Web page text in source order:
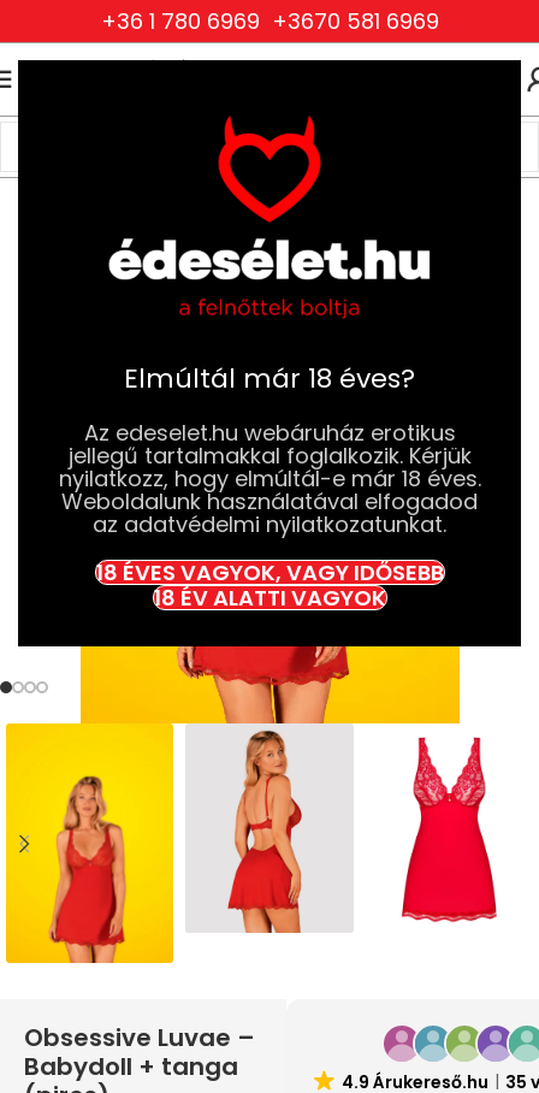
Elmúltál már 18 éves?
Az edeselet.hu webáruház erotikus
jellegű tartalmakkal foglalkozik. Kérjük
nyilatkozz, hogy elmúltál-e már 18 éves.
Weboldalunk használatával elfogadod
az adatvédelmi nyilatkozatunkat.
18 ÉVES VAGYOK, VAGY IDŐSEBB
18 ÉV ALATTI VAGYOK
+36 1 780 6969 +3670 581 6969
Ruhák és Fehérneműk
Női Ruhák és Fehérneműk Babydollok, köntösök
Obsessive Luvae –
Babydoll + tanga
4.9 Árukereső.hu 35